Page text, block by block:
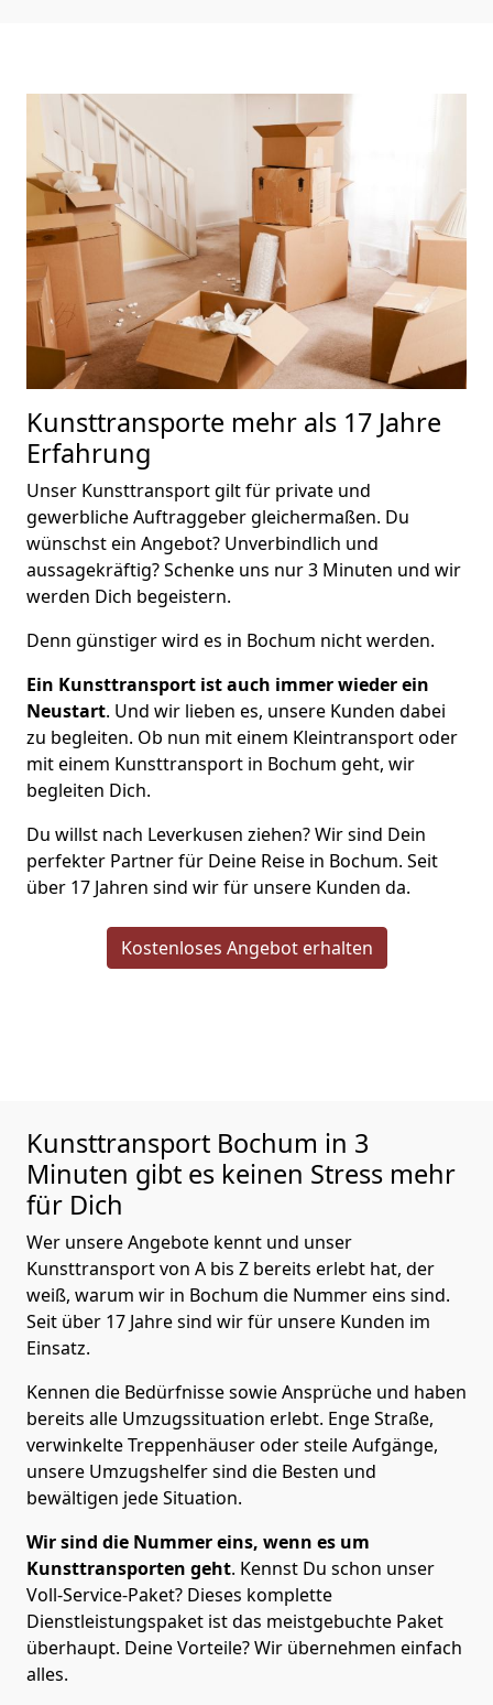
Kunsttransporte mehr als 17 Jahre
Erfahrung
Unser Kunsttransport gilt für private und
gewerbliche Auftraggeber gleichermaßen. Du
wünschst ein Angebot? Unverbindlich und
aussagekräftig? Schenke uns nur 3 Minuten und wir
werden Dich begeistern.
Denn günstiger wird es in Bochum nicht werden.
Ein Kunsttransport ist auch immer wieder ein
Neustart. Und wir lieben es, unsere Kunden dabei
zu begleiten. Ob nun mit einem Kleintransport oder
mit einem Kunsttransport in Bochum geht, wir
begleiten Dich.
Du willst nach Leverkusen ziehen? Wir sind Dein
perfekter Partner für Deine Reise in Bochum. Seit
über 17 Jahren sind wir für unsere Kunden da.
Kostenloses Angebot erhalten
Kunsttransport Bochum in 3
Minuten gibt es keinen Stress mehr
für Dich
Wer unsere Angebote kennt und unser
Kunsttransport von A bis Z bereits erlebt hat, der
weiß, warum wir in Bochum die Nummer eins sind.
Seit über 17 Jahre sind wir für unsere Kunden im
Einsatz.
Kennen die Bedürfnisse sowie Ansprüche und haben
bereits alle Umzugssituation erlebt. Enge Straße,
verwinkelte Treppenhäuser oder steile Aufgänge,
unsere Umzugshelfer sind die Besten und
bewältigen jede Situation.
Wir sind die Nummer eins, wenn es um
Kunsttransporten geht. Kennst Du schon unser
Voll-Service-Paket? Dieses komplette
Dienstleistungspaket ist das meistgebuchte Paket
überhaupt. Deine Vorteile? Wir übernehmen einfach
alles.